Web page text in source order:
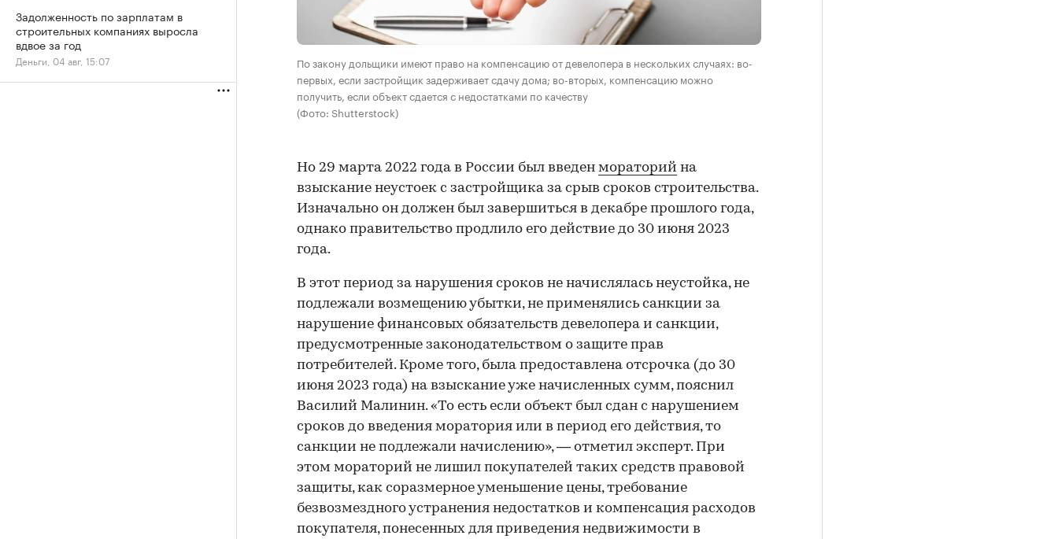
По закону дольщики имеют право на компенсацию от девелопера в нескольких случаях: во-
первых, если застройщик задерживает сдачу дома; во-вторых, компенсацию можно
получить, если объект сдается с недостатками по качеству
(Фото: Shutterstock)
Но 29 марта 2022 года в России был введен мораторий на
взыскание неустоек с застройщика за срыв сроков строительства.
Изначально он должен был завершиться в декабре прошлого года,
однако правительство продлило его действие до 30 июня 2023
года.
В этот период за нарушения сроков не начислялась неустойка, не
подлежали возмещению убытки, не применялись санкции за
нарушение финансовых обязательств девелопера и санкции,
предусмотренные законодательством о защите прав
потребителей. Кроме того, была предоставлена отсрочка (до 30
июня 2023 года) на взыскание уже начисленных сумм, пояснил
Василий Малинин. «То есть если объект был сдан с нарушением
сроков до введения моратория или в период его действия, то
санкции не подлежали начислению», — отметил эксперт. При
этом мораторий не лишил покупателей таких средств правовой
защиты, как соразмерное уменьшение цены, требование
безвозмездного устранения недостатков и компенсация расходов
покупателя, понесенных для приведения недвижимости в
Задолженность по зарплатам в
строительных компаниях выросла
вдвое за год
Деньги, 04 авг, 15:07